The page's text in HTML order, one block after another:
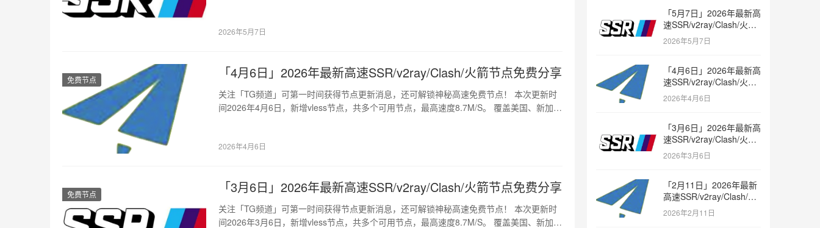
2026年5月7日
免费节点 「4月6日」2026年最新高速SSR/v2ray/Clash/火箭节点免费分享
关注「TG频道」可第一时间获得节点更新消息，还可解锁神秘高速免费节点！ 本次更新时
间2026年4月6日，新增vless节点，共多个可用节点，最高速度8.7M/S。 覆盖美国、新加
2026年4月6日
免费节点 「3月6日」2026年最新高速SSR/v2ray/Clash/火箭节点免费分享
关注「TG频道」可第一时间获得节点更新消息，还可解锁神秘高速免费节点！ 本次更新时
间2026年3月6日，新增vless节点，共多个可用节点，最高速度8.7M/S。 覆盖美国、新加
「5月7日」2026年最新高
速SSR/v2ray/Clash/火箭
节点免费分享
2026年5月7日
「4月6日」2026年最新高
速SSR/v2ray/Clash/火箭
节点免费分享
2026年4月6日
「3月6日」2026年最新高
速SSR/v2ray/Clash/火箭
节点免费分享
2026年3月6日
「2月11日」2026年最新
高速SSR/v2ray/Clash/火
箭节点免费分享
2026年2月11日